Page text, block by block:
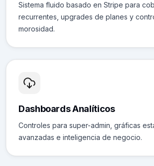
Sistema fluido basado en Stripe para
recurrentes, upgrades de planes y
morosidad.
Dashboards Analíticos
Controles para super-admin, gráficas
avanzadas e inteligencia de negocio.